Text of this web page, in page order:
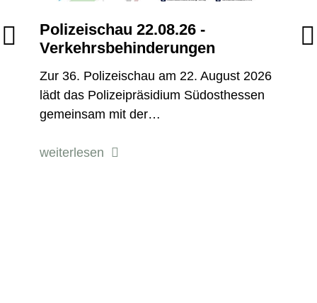
Polizeischau 22.08.26 -
Verkehrsbehinderungen
Zur 36. Polizeischau am 22. August 2026
lädt das Polizeipräsidium Südosthessen
gemeinsam mit der…
weiterlesen